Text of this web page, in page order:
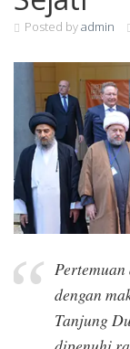
Posted byadmin
dengan
Tanjung